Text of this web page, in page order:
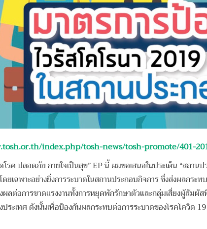
index.php/tosh-news/tosh-promote/401-
ลอดภัย กายใจเป็นสุข” EP นี้ ผมขอเสนอในประเด็น “สถานป
ยเฉพาะอย่างยิ่งการระบาดในสถานประกอบกิจการ ซึ่งส่งผลกร
ต่อการขาดแรงงานทั้งการหยุดพักรักษาตัวและกลุ่มเสี่ยงผู้สัมผั
ะเทศ ดังนั้นเพื่อป้องกันผลกระทบต่อการระบาดของโรคโควิด